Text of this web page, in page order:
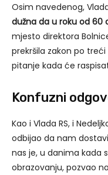
Osim navedenog,
dužna da u roku od 60
mjesto direktora
prekršila zakon po
pitanje kada će
Konfuzni
Kao i Vlada RS, i
odbijao da nam
nas je, u danima kada
obrazovanju, pozvao